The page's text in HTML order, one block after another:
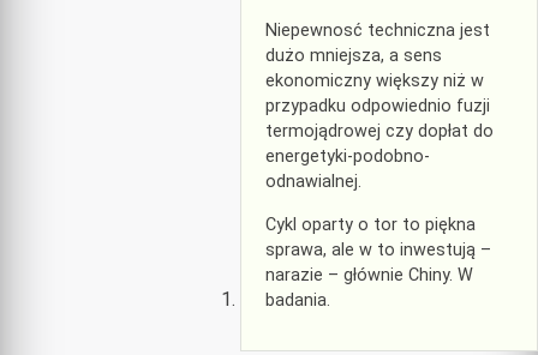
Niepewnosć techniczna jest
dużo mniejsza, a sens
ekonomiczny większy niż w
przypadku odpowiednio fuzji
termojądrowej czy dopłat do
energetyki-podobno-
odnawialnej.
Cykl oparty o tor to piękna
sprawa, ale w to inwestują –
narazie – głównie Chiny. W
badania.